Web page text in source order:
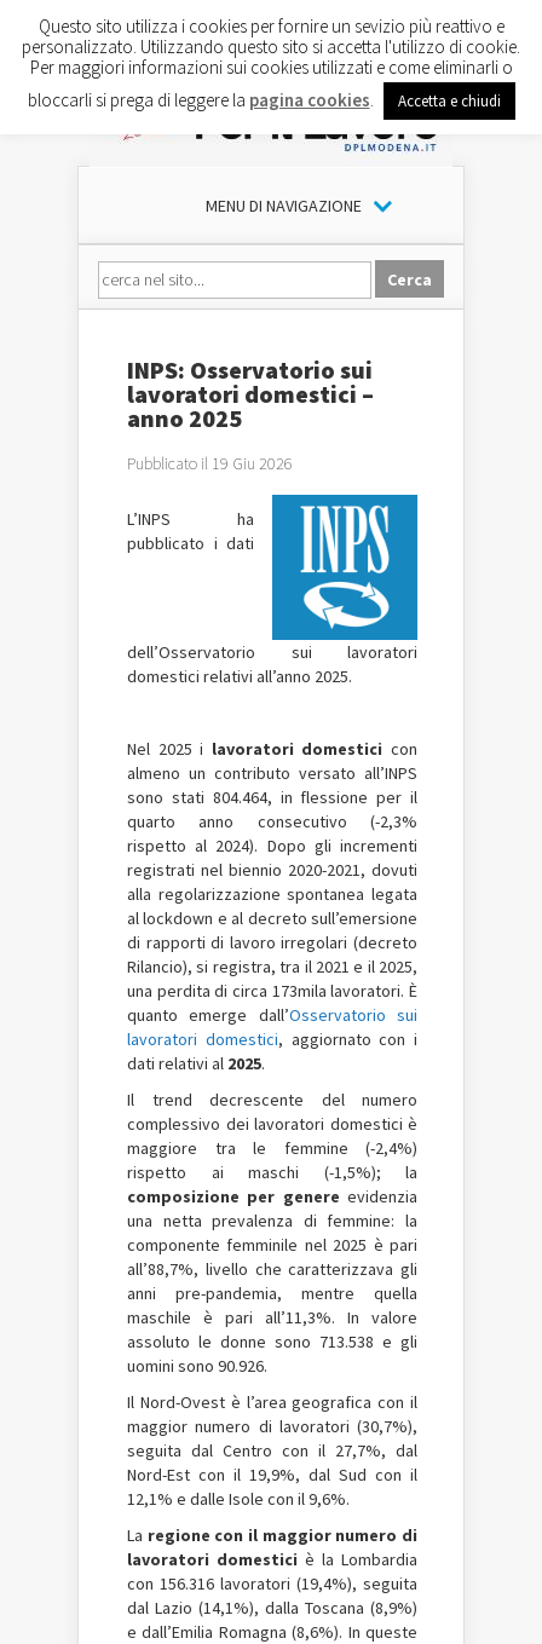
MENU DI NAVIGAZIONE
INPS: Osservatorio sui
lavoratori domestici –
anno 2025
Pubblicato il 19 Giu 2026
L’INPS ha
pubblicato i dati
dell’Osservatorio sui lavoratori
domestici relativi all’anno 2025.
Nel 2025 i lavoratori domestici con
almeno un contributo versato all’INPS
sono stati 804.464, in flessione per il
quarto anno consecutivo (-2,3%
rispetto al 2024). Dopo gli incrementi
registrati nel biennio 2020-2021, dovuti
alla regolarizzazione spontanea legata
al lockdown e al decreto sull’emersione
di rapporti di lavoro irregolari (decreto
Rilancio), si registra, tra il 2021 e il 2025,
una perdita di circa 173mila lavoratori. È
quanto emerge dall’Osservatorio sui
lavoratori domestici, aggiornato con i
dati relativi al 2025.
Il trend decrescente del numero
complessivo dei lavoratori domestici è
maggiore tra le femmine (-2,4%)
rispetto ai maschi (-1,5%); la
composizione per genere evidenzia
una netta prevalenza di femmine: la
componente femminile nel 2025 è pari
all’88,7%, livello che caratterizzava gli
anni pre-pandemia, mentre quella
maschile è pari all’11,3%. In valore
assoluto le donne sono 713.538 e gli
uomini sono 90.926.
Il Nord-Ovest è l’area geografica con il
maggior numero di lavoratori (30,7%),
seguita dal Centro con il 27,7%, dal
Nord-Est con il 19,9%, dal Sud con il
12,1% e dalle Isole con il 9,6%.
La regione con il maggior numero di
lavoratori domestici è la Lombardia
con 156.316 lavoratori (19,4%), seguita
dal Lazio (14,1%), dalla Toscana (8,9%)
e dall’Emilia Romagna (8,6%). In queste
Questo sito utilizza i cookies per fornire un sevizio più reattivo e
personalizzato. Utilizzando questo sito si accetta l'utilizzo di cookie.
Per maggiori informazioni sui cookies utilizzati e come eliminarli o
bloccarli si prega di leggere la pagina cookies Accetta e chiudi